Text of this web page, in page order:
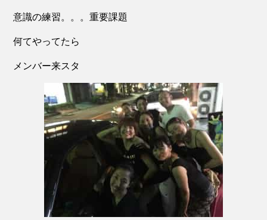
意識の練習。。。重要課題
何てやってたら
メンバー来スタ